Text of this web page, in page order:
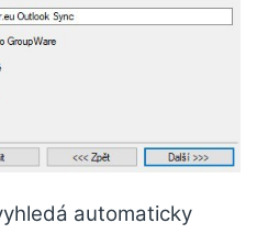
automaticky